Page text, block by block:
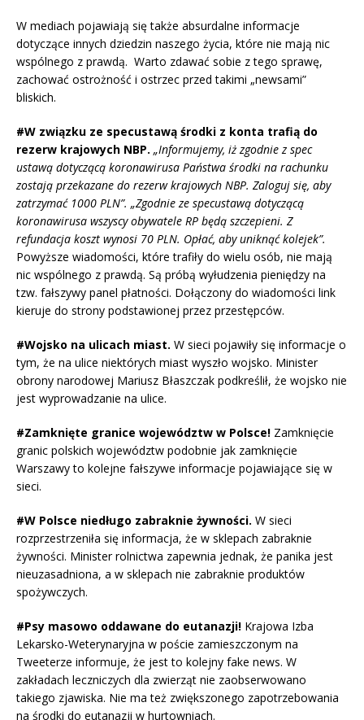
W mediach pojawiają się także absurdalne informacje
dotyczące innych dziedzin naszego życia, które nie mają nic
wspólnego z prawdą. Warto zdawać sobie z tego sprawę,
zachować ostrożność i ostrzec przed takimi „newsami”
bliskich.
#W związku ze specustawą środki z konta trafią do
rezerw krajowych NBP. „Informujemy, iż zgodnie z spec
ustawą dotyczącą koronawirusa Państwa środki na rachunku
zostają przekazane do rezerw krajowych NBP. Zaloguj się, aby
zatrzymać 1000 PLN”. „Zgodnie ze specustawą dotyczącą
koronawirusa wszyscy obywatele RP będą szczepieni. Z
refundacja koszt wynosi 70 PLN. Opłać, aby uniknąć kolejek”.
Powyższe wiadomości, które trafiły do wielu osób, nie mają
nic wspólnego z prawdą. Są próbą wyłudzenia pieniędzy na
tzw. fałszywy panel płatności. Dołączony do wiadomości link
kieruje do strony podstawionej przez przestępców.
#Wojsko na ulicach miast. W sieci pojawiły się informacje o
tym, że na ulice niektórych miast wyszło wojsko. Minister
obrony narodowej Mariusz Błaszczak podkreślił, że wojsko nie
jest wyprowadzanie na ulice.
#Zamknięte granice województw w Polsce! Zamknięcie
granic polskich województw podobnie jak zamknięcie
Warszawy to kolejne fałszywe informacje pojawiające się w
sieci.
#W Polsce niedługo zabraknie żywności. W sieci
rozprzestrzeniła się informacja, że w sklepach zabraknie
żywności. Minister rolnictwa zapewnia jednak, że panika jest
nieuzasadniona, a w sklepach nie zabraknie produktów
spożywczych.
#Psy masowo oddawane do eutanazji! Krajowa Izba
Lekarsko-Weterynaryjna w poście zamieszczonym na
Tweeterze informuje, że jest to kolejny fake news. W
zakładach leczniczych dla zwierząt nie zaobserwowano
takiego zjawiska. Nie ma też zwiększonego zapotrzebowania
na środki do eutanazji w hurtowniach.